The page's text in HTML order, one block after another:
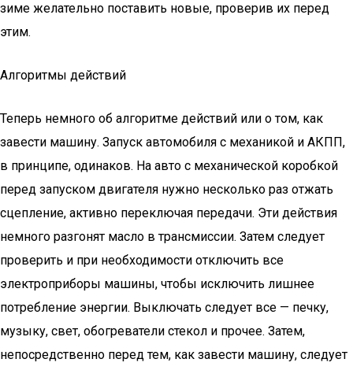
зиме желательно поставить новые, проверив их перед
этим.
Алгоритмы действий
Теперь немного об алгоритме действий или о том, как
завести машину. Запуск автомобиля с механикой и АКПП,
в принципе, одинаков. На авто с механической коробкой
перед запуском двигателя нужно несколько раз отжать
сцепление, активно переключая передачи. Эти действия
немного разгонят масло в трансмиссии. Затем следует
проверить и при необходимости отключить все
электроприборы машины, чтобы исключить лишнее
потребление энергии. Выключать следует все — печку,
музыку, свет, обогреватели стекол и прочее. Затем,
непосредственно перед тем, как завести машину, следует